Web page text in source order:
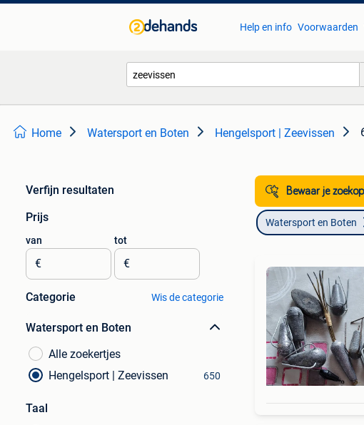
Help en info Voorwaarden
Home Watersport en Boten Hengelsport | Zeevissen
Verfijn resultaten
Prijs
van
€
tot
€
Categorie Wis de categorie
Watersport en Boten
Alle zoekertjes
Hengelsport | Zeevissen
650
Taal
Bewaar je
Watersport en Boten